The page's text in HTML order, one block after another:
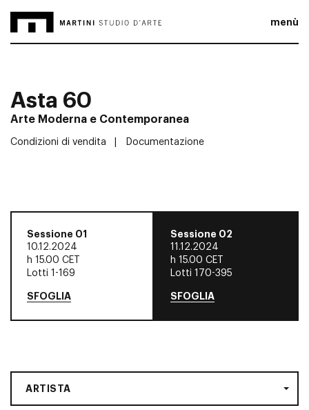
menù
Asta 60
Arte Moderna e Contemporanea
Condizioni di vendita Documentazione
Sessione 01
10.12.2024
h15.00 CET
Lotti 1-169
SFOGLIA
Sessione 02
11.12.2024
h 15.00 CET
Lotti 170-395
SFOGLIA
ARTISTA